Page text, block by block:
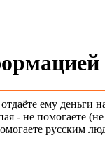
ему деньги
- не помогаете
русским